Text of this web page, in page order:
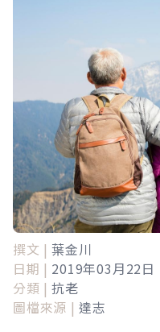
撰文 | 葉金川
日期 | 2019年03月22日
分類 | 抗老
圖檔來源 | 達志